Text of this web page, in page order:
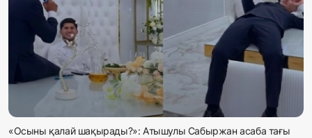
«Осыны қалай шақырады?»: Атышулы Сабыржан асаба тағы